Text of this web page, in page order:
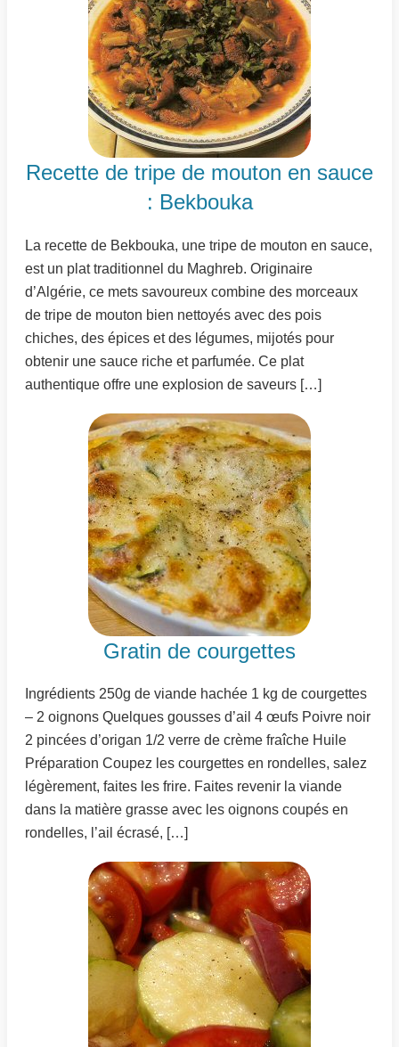
Recette de tripe de mouton en sauce
: Bekbouka
La recette de Bekbouka, une tripe de mouton en sauce,
est un plat traditionnel du Maghreb. Originaire
d’Algérie, ce mets savoureux combine des morceaux
de tripe de mouton bien nettoyés avec des pois
chiches, des épices et des légumes, mijotés pour
obtenir une sauce riche et parfumée. Ce plat
authentique offre une explosion de saveurs […]
Gratin de courgettes
Ingrédients 250g de viande hachée 1 kg de courgettes
– 2 oignons Quelques gousses d’ail 4 œufs Poivre noir
2 pincées d’origan 1/2 verre de crème fraîche Huile
Préparation Coupez les courgettes en rondelles, salez
légèrement, faites les frire. Faites revenir la viande
dans la matière grasse avec les oignons coupés en
rondelles, l’ail écrasé, […]